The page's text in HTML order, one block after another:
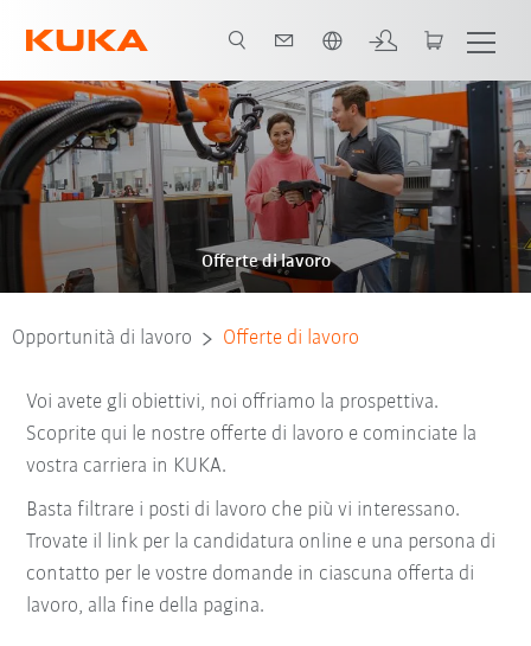
Offerte di lavoro
Opportunità di lavoro Offerte di lavoro
Voi avete gli obiettivi, noi offriamo la prospettiva.
Scoprite qui le nostre offerte di lavoro e cominciate la
vostra carriera in KUKA.
Basta filtrare i posti di lavoro che più vi interessano.
Trovate il link per la candidatura online e una persona di
contatto per le vostre domande in ciascuna offerta di
lavoro, alla fine della pagina.